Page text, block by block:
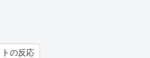
トの反応